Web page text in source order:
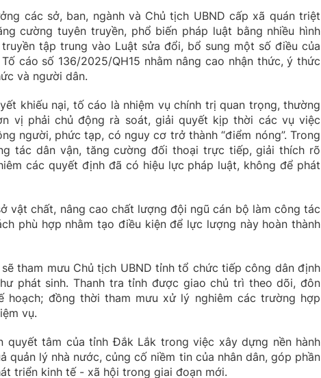
các sở, ban, ngành và Chủ tịch UBND cấp xã quán triệt
cường tuyên truyền, phổ biến pháp luật bằng nhiều hình
tập trung vào Luật sửa đổi, bổ sung một số điều của
cáo số 136/2025/QH15 nhằm nâng cao nhận thức, ý thức
và người dân.
khiếu nại, tố cáo là nhiệm vụ chính trị quan trọng, thường
vị phải chủ động rà soát, giải quyết kịp thời các vụ việc
người, phức tạp, có nguy cơ trở thành “điểm nóng”. Trong
tác dân vận, tăng cường đối thoại trực tiếp, giải thích rõ
các quyết định đã có hiệu lực pháp luật, không để phát
vật chất, nâng cao chất lượng đội ngũ cán bộ làm công tác
phù hợp nhằm tạo điều kiện để lực lượng này hoàn thành
tham mưu Chủ tịch UBND tỉnh tổ chức tiếp công dân định
phát sinh. Thanh tra tỉnh được giao chủ trì theo dõi, đôn
hoạch; đồng thời tham mưu xử lý nghiêm các trường hợp
vụ.
quyết tâm của tỉnh Đắk Lắk trong việc xây dựng nền hành
quản lý nhà nước, củng cố niềm tin của nhân dân, góp phần
triển kinh tế - xã hội trong giai đoạn mới.